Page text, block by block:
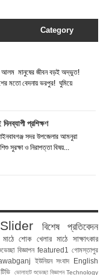
Category
আলম মানুষের জীবন বড়ই অদ্ভুত!
মতো বেদনায় ভরপুর! ঘুমিয়ে
প্রশিক্ষণ
সদর উপজেলার আমনুরা
সুরক্ষা ও নিরাপত্তা বিষয়...
Slider
বিশেষ প্রতিবেদন
শোক খেলার মাঠে
সাক্ষাৎকার
বিজ্ঞাপন featured1
গোমস্তাপুর
ইউনিয়ন সংবাদ English
ভোলাহাট শুভেচ্ছা বিজ্ঞাপন Technology